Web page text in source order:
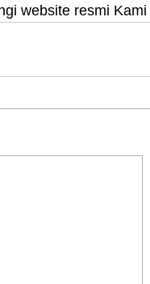
website resmi Kami